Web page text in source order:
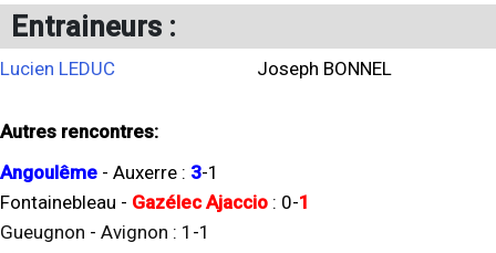
Entraineurs :
Lucien LEDUC Joseph BONNEL
Autres rencontres:
Angoulême - Auxerre : 3-1
Fontainebleau - Gazélec Ajaccio : 0-1
Gueugnon - Avignon : 1 -1